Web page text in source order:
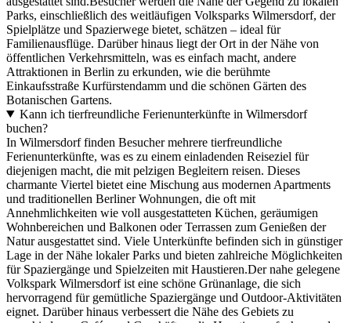
Parks, einschließlich des weitläufigen Volksparks Wilmersdorf, der
Spielplätze und Spazierwege bietet, schätzen – ideal für
Familienausflüge. Darüber hinaus liegt der Ort in der Nähe von
öffentlichen Verkehrsmitteln, was es einfach macht, andere
Attraktionen in Berlin zu erkunden, wie die berühmte
Einkaufsstraße Kurfürstendamm und die schönen Gärten des
Botanischen Gartens.
Kann ich tierfreundliche Ferienunterkünfte in Wilmersdorf
buchen?
In Wilmersdorf finden Besucher mehrere tierfreundliche
Ferienunterkünfte, was es zu einem einladenden Reiseziel für
diejenigen macht, die mit pelzigen Begleitern reisen. Dieses
charmante Viertel bietet eine Mischung aus modernen Apartments
und traditionellen Berliner Wohnungen, die oft mit
Annehmlichkeiten wie voll ausgestatteten Küchen, geräumigen
Wohnbereichen und Balkonen oder Terrassen zum Genießen der
Natur ausgestattet sind. Viele Unterkünfte befinden sich in günstiger
Lage in der Nähe lokaler Parks und bieten zahlreiche Möglichkeiten
für Spaziergänge und Spielzeiten mit Haustieren.Der nahe gelegene
Volkspark Wilmersdorf ist eine schöne Grünanlage, die sich
hervorragend für gemütliche Spaziergänge und Outdoor-Aktivitäten
eignet. Darüber hinaus verbessert die Nähe des Gebiets zu